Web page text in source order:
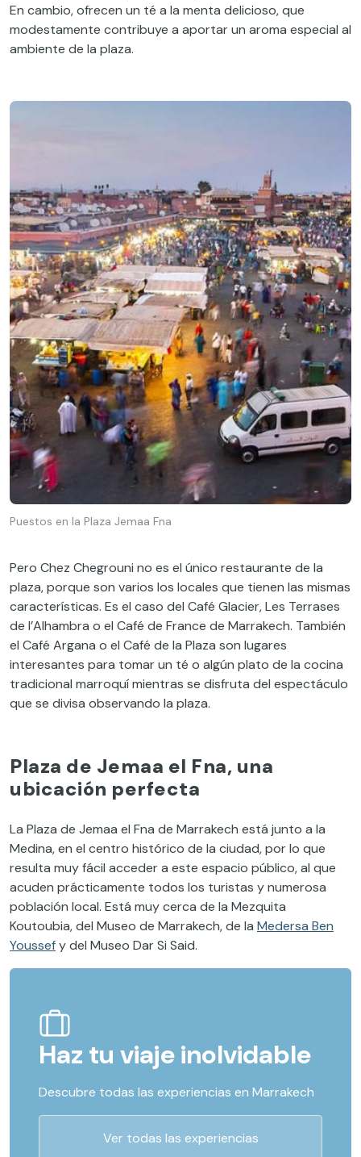
En cambio, ofrecen un té a la menta delicioso, que
modestamente contribuye a aportar un aroma especial al
ambiente de la plaza.
Puestos en la Plaza Jemaa Fna
Pero Chez Chegrouni no es el único restaurante de la
plaza, porque son varios los locales que tienen las mismas
características. Es el caso del Café Glacier, Les Terrases
de l’Alhambra o el Café de France de Marrakech. También
el Café Argana o el Café de la Plaza son lugares
interesantes para tomar un té o algún plato de la cocina
tradicional marroquí mientras se disfruta del espectáculo
que se divisa observando la plaza.
Plaza de Jemaa el Fna, una
ubicación perfecta
La Plaza de Jemaa el Fna de Marrakech está junto a la
Medina, en el centro histórico de la ciudad, por lo que
resulta muy fácil acceder a este espacio público, al que
acuden prácticamente todos los turistas y numerosa
población local. Está muy cerca de la Mezquita
Koutoubia, del Museo de Marrakech, de la Medersa Ben
Youssefy del Museo Dar Si Said.
Haz tu viaje inolvidable
Descubre todas las experiencias en Marrakech
Ver todas las experiencias